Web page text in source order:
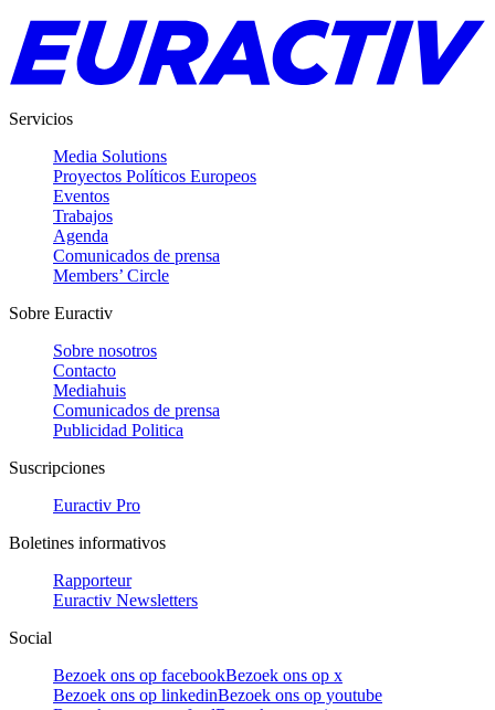
Servicios
Media Solutions
Proyectos Políticos Europeos
Eventos
Trabajos
Agenda
Comunicados de prensa
Members’ Circle
Sobre Euractiv
Sobre nosotros
Contacto
Mediahuis
Comunicados de prensa
Publicidad Politica
Suscripciones
Euractiv Pro
Boletines informativos
Rapporteur
Euractiv Newsletters
Social
Bezoek ons op facebookBezoek ons op x
Bezoek ons op linkedinBezoek ons op youtube